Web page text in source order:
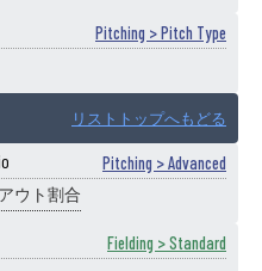
Pitching > Pitch Type
リストトップへもどる
Pitching > Advanced
ウト割合
Fielding > Standard